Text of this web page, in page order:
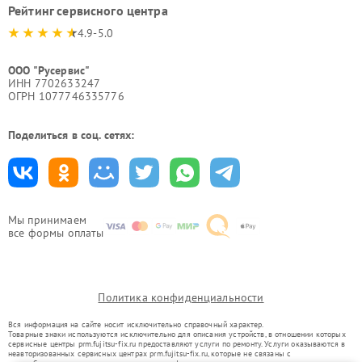
Мы принимаем
все формы оплаты
Рейтинг сервисного центра
4.9-5.0
ООО "Русервис"
ИНН 7702633247
ОГРН 1077746335776
Поделиться в соц. сетях:
Политика конфиденциальности
Вся информация на сайте носит исключительно справочный характер.
Товарные знаки используются исключительно для описания устройств, в отношении которых
сервисные центры prm.fujitsu-fix.ru предоставляют услуги по ремонту. Услуги оказываются в
неавторизованных сервисных центрах prm.fujitsu-fix.ru, которые не связаны с